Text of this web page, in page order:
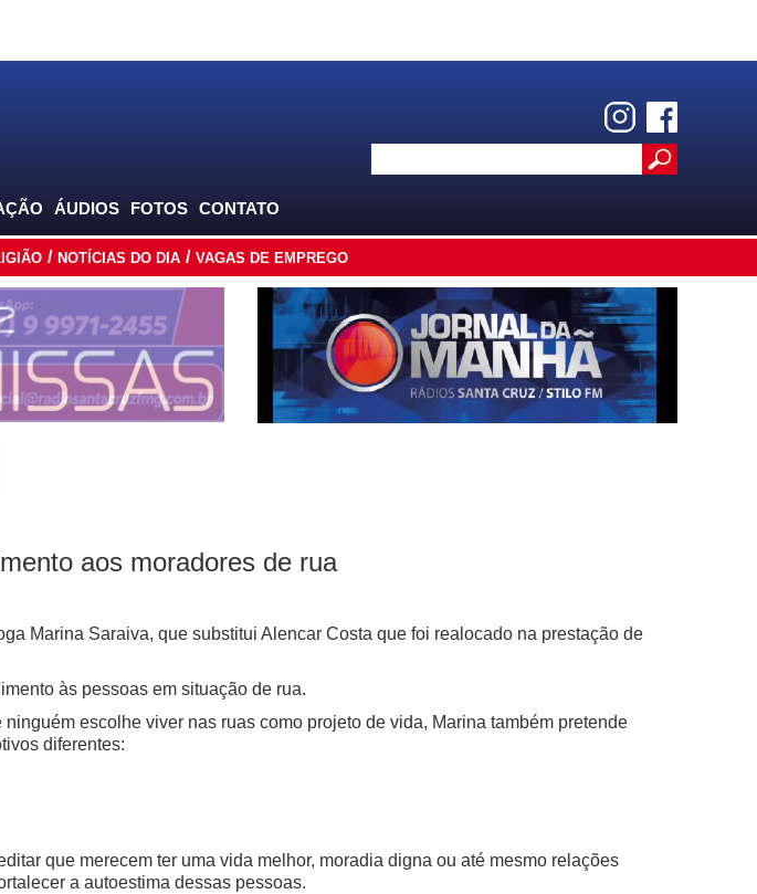
ÁUDIOS FOTOS CONTATO
NOTÍCIAS DO DIA VAGAS DE EMPREGO
aos moradores de rua
Marina Saraiva, que substitui Alencar Costa que foi realocado na prestação de
às pessoas em situação de rua.
escolhe viver nas ruas como projeto de vida, Marina também pretende
diferentes:
que merecem ter uma vida melhor, moradia digna ou até mesmo relações
a autoestima dessas pessoas.